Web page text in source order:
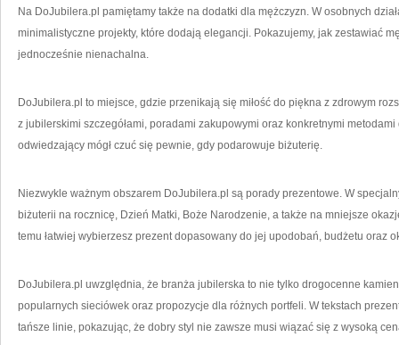
Na DoJubilera.pl pamiętamy także na dodatki dla mężczyzn. W osobnych
minimalistyczne projekty, które dodają elegancji. Pokazujemy, jak zestawiać
jednocześnie nienachalna.
DoJubilera.pl to miejsce, gdzie przenikają się miłość do piękna z zdrowym
z jubilerskimi szczegółami, poradami zakupowymi oraz konkretnymi
odwiedzający mógł czuć się pewnie, gdy podarowuje biżuterię.
Niezwykle ważnym obszarem DoJubilera.pl są porady prezentowe. W
biżuterii na rocznicę, Dzień Matki, Boże Narodzenie, a także na mniejsze
temu łatwiej wybierzesz prezent dopasowany do jej upodobań, budżetu oraz
DoJubilera.pl uwzględnia, że branża jubilerska to nie tylko drogocenne
popularnych sieciówek oraz propozycje dla różnych portfeli. W tekstach
tańsze linie, pokazując, że dobry styl nie zawsze musi wiązać się z wysoką